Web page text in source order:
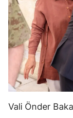
Vali Önder